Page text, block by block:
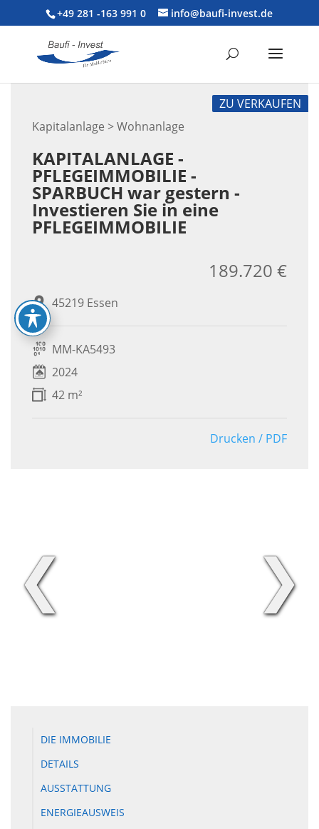
+49 281 -163 991 0 info@baufi-invest.de
Kapitalanlage > Wohnanlage
ZU VERKAUFEN
KAPITALANLAGE -
PFLEGEIMMOBILIE -
SPARBUCH war gestern -
Investieren Sie in eine
PFLEGEIMMOBILIE
45219 Essen
189.720 €
MM-KA5493
2024
42 m²
Drucken / PDF
❮ ❯
DIE IMMOBILIE
DETAILS
AUSSTATTUNG
ENERGIEAUSWEIS